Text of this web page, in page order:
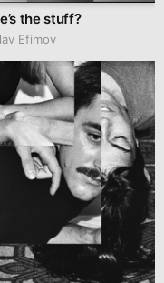
the stuff?
Efimov